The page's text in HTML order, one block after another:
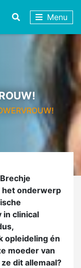
Menu
het onderwerp
in clinical
opleideling én
moeder van
dit allemaal?